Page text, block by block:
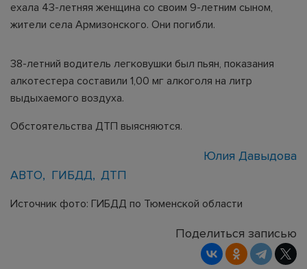
ехала 43-летняя женщина со своим 9-летним сыном,
жители села Армизонского. Они погибли.
38-летний водитель легковушки был пьян, показания
алкотестера составили 1,00 мг алкоголя на литр
выдыхаемого воздуха.
Обстоятельства ДТП выясняются.
Юлия Давыдова
АВТО
ГИБДД ДТП
Источник фото: ГИБДД по Тюменской области
Поделиться записью